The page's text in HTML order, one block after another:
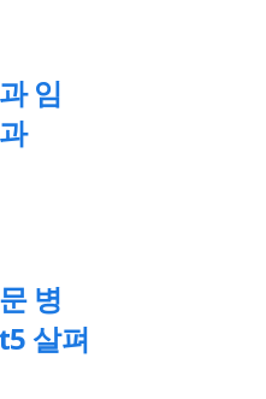
임
병
살펴